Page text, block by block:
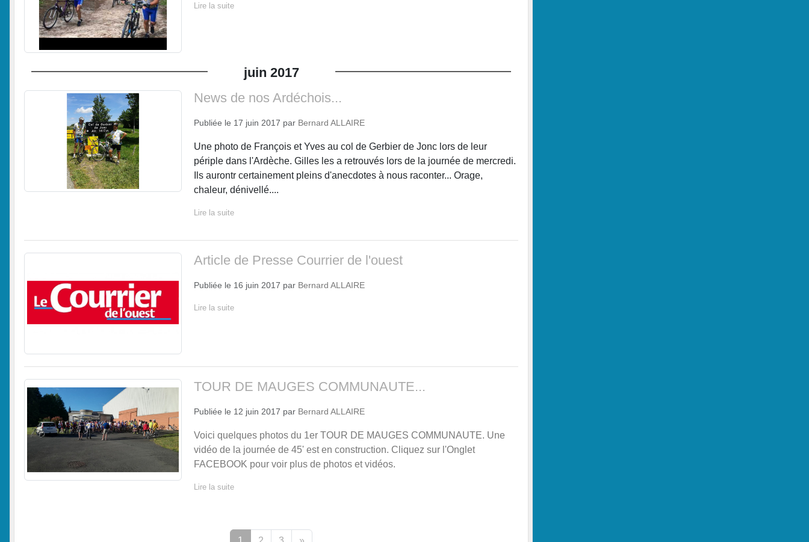
Lire la suite
juin 2017
News de nos Ardéchois...
Publiée le 17 juin 2017 par Bernard ALLAIRE
Une photo de François et Yves au col de Gerbier de Jonc lors de leur
périple dans l'Ardèche. Gilles les a retrouvés lors de la journée de mercredi.
Ils aurontr certainement pleins d'anecdotes à nous raconter... Orage,
chaleur, dénivellé....
Lire la suite
Article de Presse Courrier de l'ouest
Publiée le 16 juin 2017 par Bernard ALLAIRE
Lire la suite
TOUR DE MAUGES COMMUNAUTE...
Publiée le 12 juin 2017 par Bernard ALLAIRE
Voici quelques photos du 1er TOUR DE MAUGES COMMUNAUTE. Une
vidéo de la journée de 45' est en construction. Cliquez sur l'Onglet
FACEBOOK pour voir plus de photos et vidéos.
Lire la suite